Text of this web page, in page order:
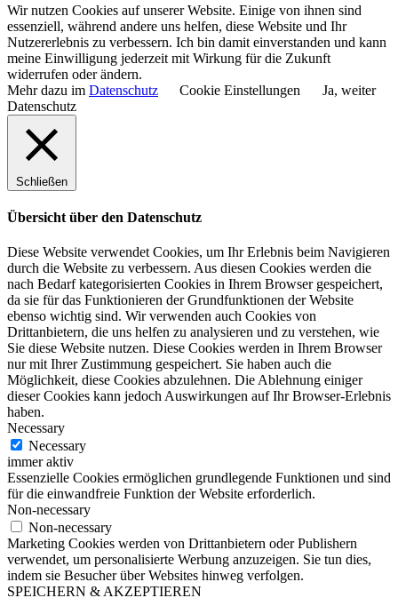
Wir nutzen Cookies auf unserer Website. Einige von ihnen sind
essenziell, während andere uns helfen, diese Website und Ihr
Nutzererlebnis zu verbessern. Ich bin damit einverstanden und kann
meine Einwilligung jederzeit mit Wirkung für die Zukunft
widerrufen oder ändern.
Mehr dazu im Datenschutz Cookie Einstellungen
Ja, weiter
Datenschutz
Schließen
Übersicht über den Datenschutz
Diese Website verwendet Cookies, um Ihr Erlebnis beim Navigieren
durch die Website zu verbessern. Aus diesen Cookies werden die
nach Bedarf kategorisierten Cookies in Ihrem Browser gespeichert,
da sie für das Funktionieren der Grundfunktionen der Website
ebenso wichtig sind. Wir verwenden auch Cookies von
Drittanbietern, die uns helfen zu analysieren und zu verstehen, wie
Sie diese Website nutzen. Diese Cookies werden in Ihrem Browser
nur mit Ihrer Zustimmung gespeichert. Sie haben auch die
Möglichkeit, diese Cookies abzulehnen. Die Ablehnung einiger
dieser Cookies kann jedoch Auswirkungen auf Ihr Browser-Erlebnis
haben.
Necessary
Necessary
immer aktiv
Essenzielle Cookies ermöglichen grundlegende Funktionen und sind
für die einwandfreie Funktion der Website erforderlich.
Non-necessary
Non-necessary
Marketing Cookies werden von Drittanbietern oder Publishern
verwendet, um personalisierte Werbung anzuzeigen. Sie tun dies,
indem sie Besucher über Websites hinweg verfolgen.
SPEICHERN & AKZEPTIEREN